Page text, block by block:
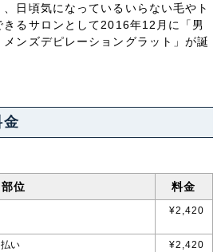
日頃気になっているいらない毛やト
るサロンとして2016年12月に「男
ンズデピレーショングラット」が誕
金
部位 料金
¥2,420
い ¥2,420
長崎県 熊本県